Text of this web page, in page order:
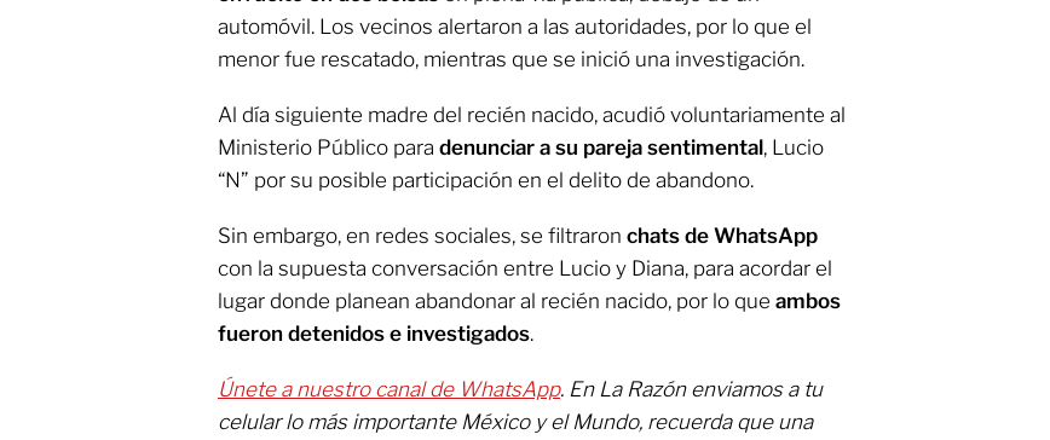
automóvil. Los vecinos alertaron a las autoridades, por lo que el
menor fue rescatado, mientras que se inició una investigación.
Al día siguiente madre del recién nacido, acudió voluntariamente al
Ministerio Público para denunciar a su pareja sentimental, Lucio
“N” por su posible participación en el delito de abandono.
Sin embargo, en redes sociales, se filtraron chats de WhatsApp
con la supuesta conversación entre Lucio y Diana, para acordar el
lugar donde planean abandonar al recién nacido, por lo que ambos
fueron detenidos e investigados.
Únete a nuestro canal de WhatsApp. En La Razón enviamos a tu
celular lo más importante México y el Mundo, recuerda que una